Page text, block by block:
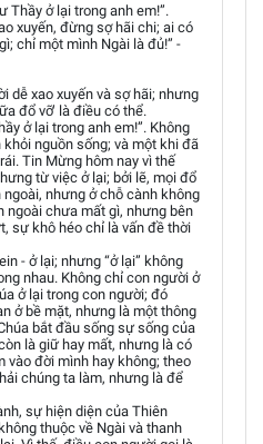
Thầy ở lại trong anh em!”.
xuyến, đừng sợ hãi chi; ai có
chỉ một mình Ngài là đủ!” -
dễ xao xuyến và sợ hãi; nhưng
đổ vỡ’ là điều có thể.
ở lại trong anh em!”. Không
nguồn sống; và một khi đã
Tin Mừng hôm nay vì thế
từ việc ở lại; bởi lẽ, mọi đổ
nhưng ở chỗ cành không
ngoài chưa mất gì, nhưng bên
sự khô héo chỉ là vấn đề thời
- ở lại; nhưng “ở lại” không
nhau. Không chỉ con người ở
ở lại trong con người; đó
ở bề mặt, nhưng là một thông
bắt đầu sống sự sống của
là giữ hay mất, nhưng là có
vào đời mình hay không; theo
chúng ta làm, nhưng là để
sự hiện diện của Thiên
thuộc về Ngài và thanh